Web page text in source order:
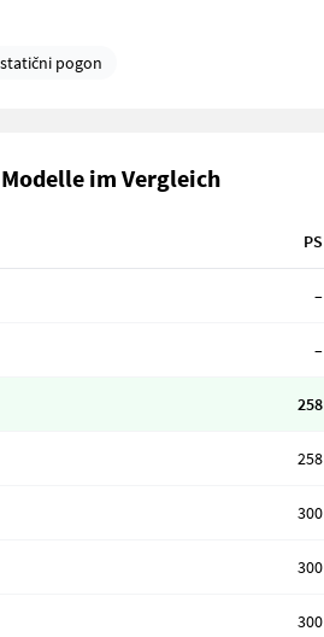
pogon
im Vergleich
PS
–
–
258
258
300
300
300